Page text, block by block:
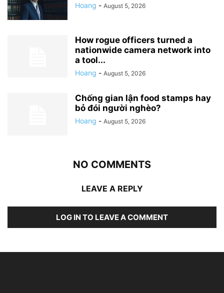
Hoang - August 5, 2026
How rogue officers turned a
nationwide camera network into
a tool...
Hoang - August 5, 2026
Chống gian lận food stamps hay
bỏ đói người nghèo?
Hoang - August 5, 2026
NO COMMENTS
LEAVE A REPLY
LOG IN TO LEAVE A COMMENT